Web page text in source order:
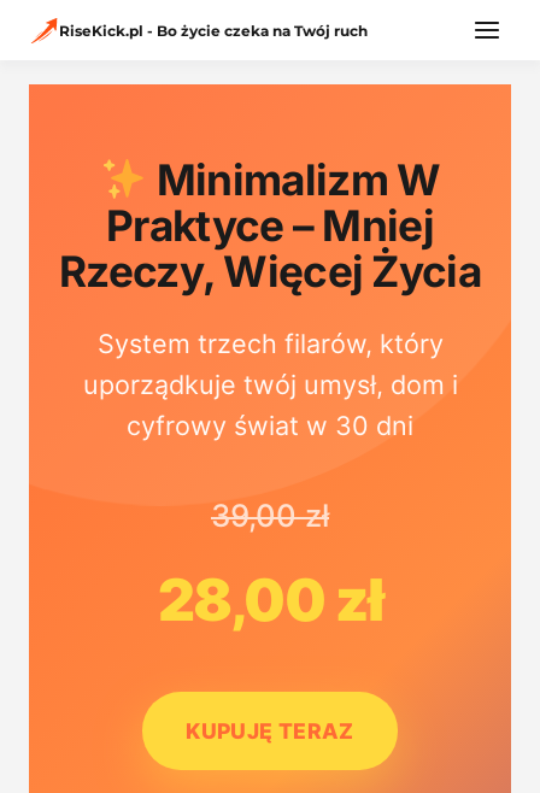
Przejdź
treści
RiseKick.pl - Bo życie czeka na Twój ruch
Minimalizm W
Praktyce – Mniej
Rzeczy, Więcej Życia
System trzech filarów, który
uporządkuje twój umysł, dom i
cyfrowy świat w 30 dni
39,00 zł
28,00 zł
KUPUJĘ TERAZ